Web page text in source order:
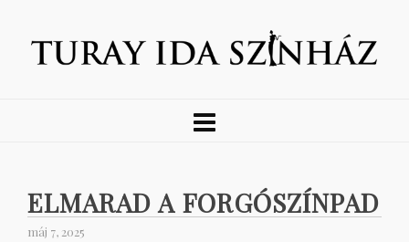
ELMARAD A FORGÓSZÍNPAD
máj 7, 2025